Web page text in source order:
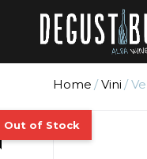
Home /Vini /